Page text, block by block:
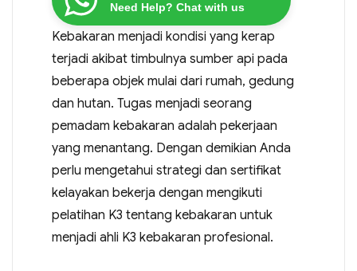
Need Help? Chat with us
Kebakaran menjadi kondisi yang kerap
terjadi akibat timbulnya sumber api pada
beberapa objek mulai dari rumah, gedung
dan hutan. Tugas menjadi seorang
pemadam kebakaran adalah pekerjaan
yang menantang. Dengan demikian Anda
perlu mengetahui strategi dan sertifikat
kelayakan bekerja dengan mengikuti
pelatihan K3 tentang kebakaran untuk
menjadi ahli K3 kebakaran profesional.